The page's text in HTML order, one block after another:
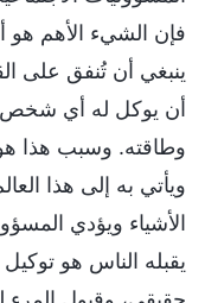
فإن الشيء الأهم
ينبغي أن تُنفق على
أن يوكل له أي شخص
وطاقته. وسبب هذا
ويأتي به إلى هذا
الأشياء ويؤدي
يقبله الناس هو